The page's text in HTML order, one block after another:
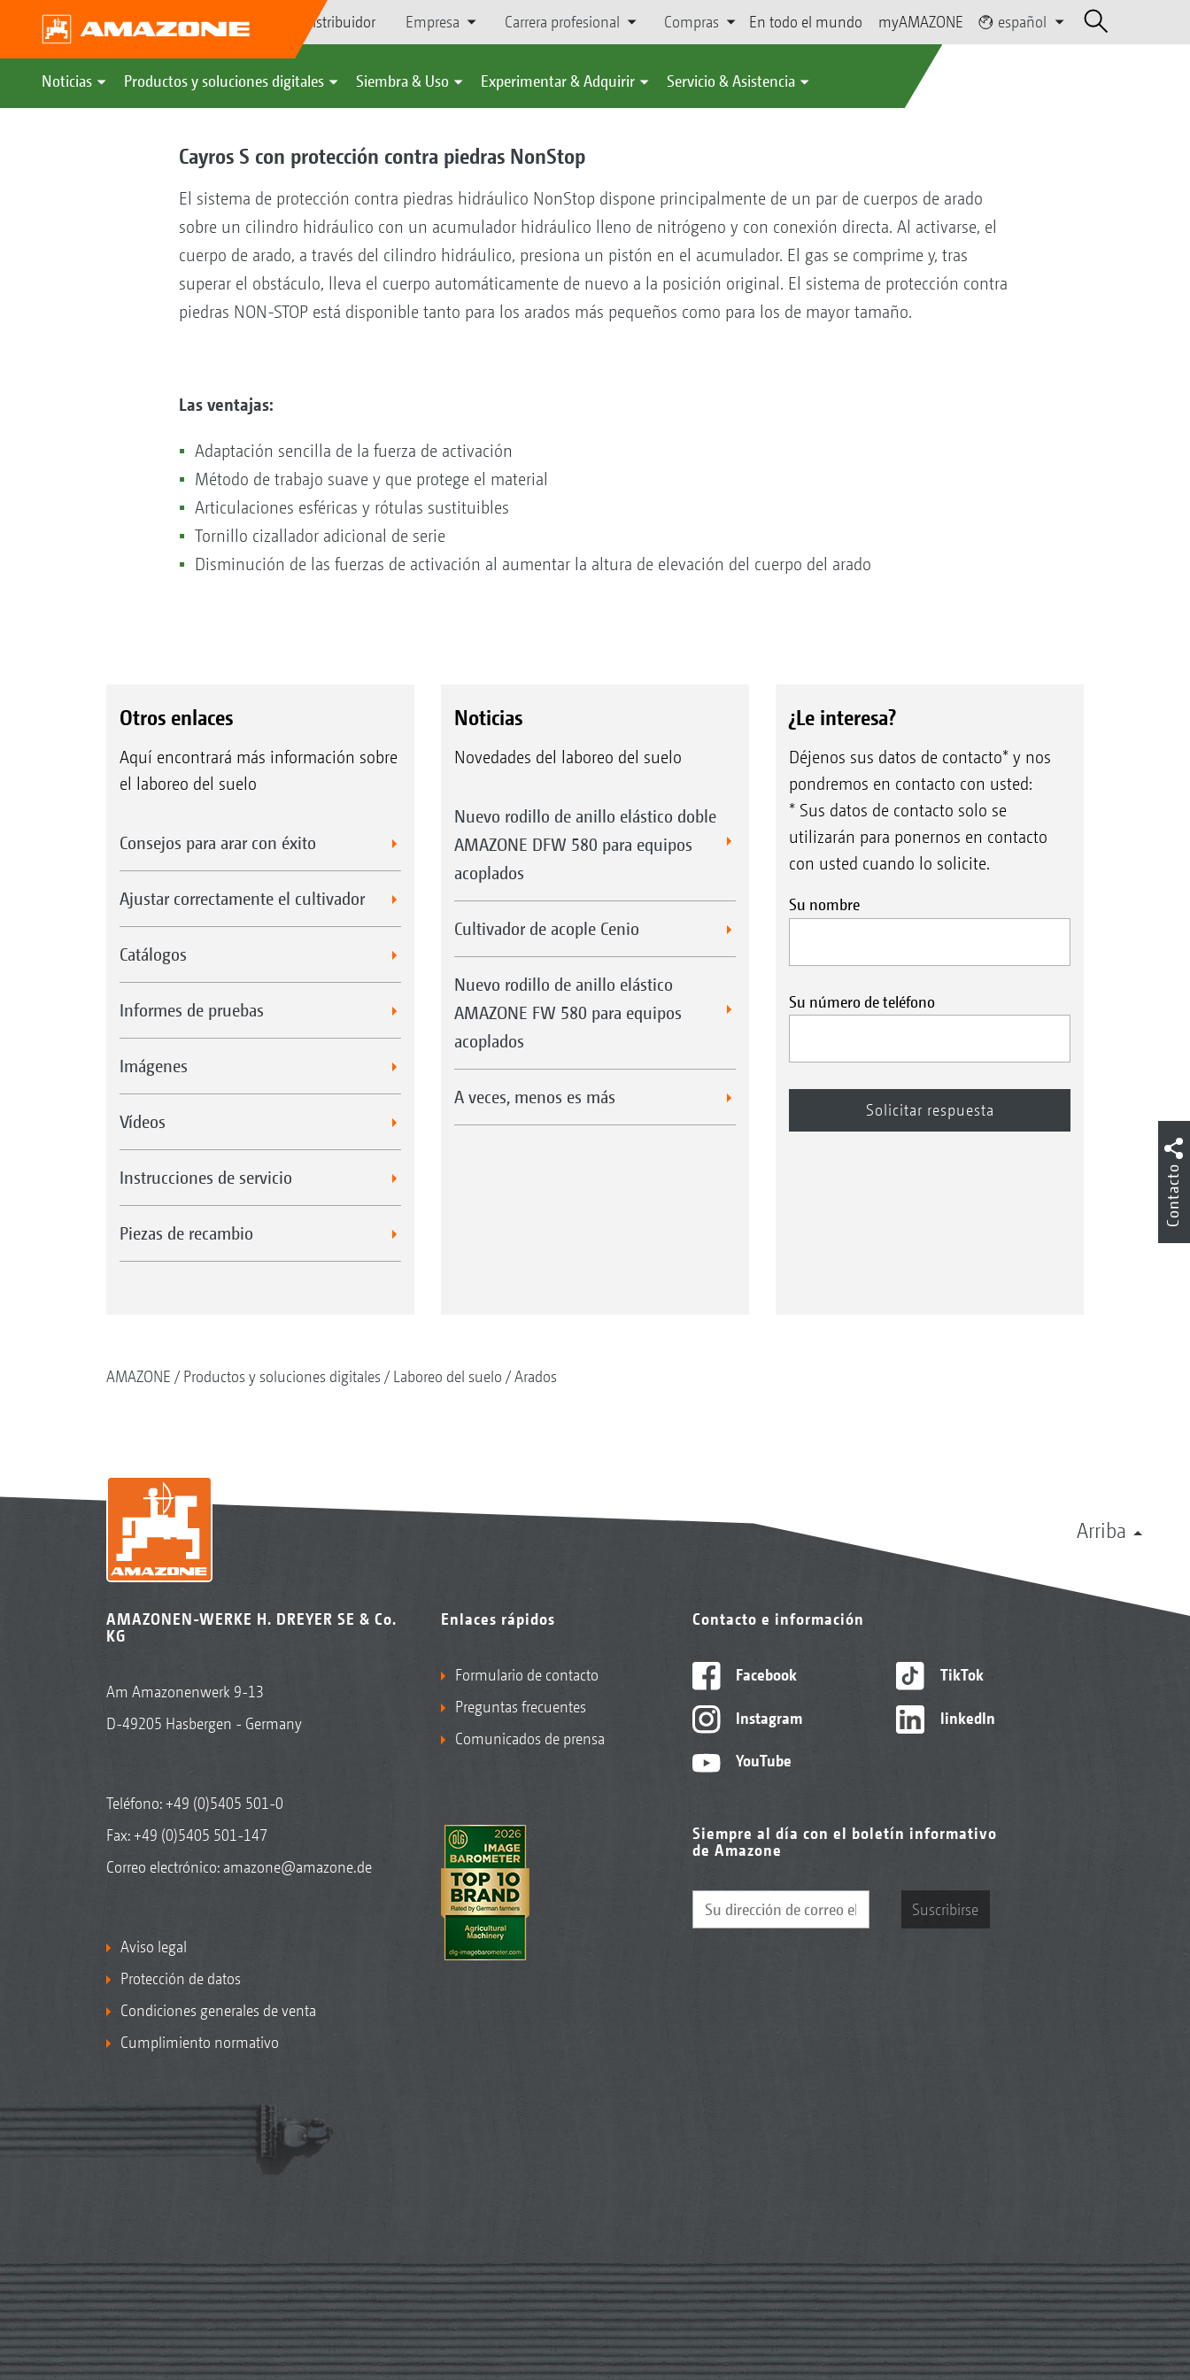
Búsqueda de distribuidor Empresa Carrera profesional Compras En todo el mundo myAMAZONE español
Noticias Productos y soluciones digitales Siembra & Uso Experimentar & Adquirir Servicio & Asistencia
Cayros S con protección contra piedras NonStop
El sistema de protección contra piedras hidráulico NonStop dispone principalmente de un par de cuerpos de arado
sobre un cilindro hidráulico con un acumulador hidráulico lleno de nitrógeno y con conexión directa. Al activarse, el
cuerpo de arado, a través del cilindro hidráulico, presiona un pistón en el acumulador. El gas se comprime y, tras
superar el obstáculo, lleva el cuerpo automáticamente de nuevo a la posición original. El sistema de protección contra
piedras NON-STOP está disponible tanto para los arados más pequeños como para los de mayor tamaño.
Las ventajas:
Adaptación sencilla de la fuerza de activación
Método de trabajo suave y que protege el material
Articulaciones esféricas y rótulas sustituibles
Tornillo cizallador adicional de serie
Disminución de las fuerzas de activación al aumentar la altura de elevación del cuerpo del arado
Otros enlaces
Aquí encontrará más información sobre
el laboreo del suelo
Consejos para arar con éxito
Ajustar correctamente el cultivador
Catálogos
Informes de pruebas
Imágenes
Vídeos
Instrucciones de servicio
Piezas de recambio
Noticias
Novedades del laboreo del suelo
Nuevo rodillo de anillo elástico doble
AMAZONE DFW 580 para equipos
acoplados
Cultivador de acople Cenio
Nuevo rodillo de anillo elástico
AMAZONE FW 580 para equipos
acoplados
A veces, menos es más
¿Le interesa?
Déjenos sus datos de contacto* y nos
pondremos en contacto con usted:
* Sus datos de contacto solo se
utilizarán para ponernos en contacto
con usted cuando lo solicite.
Su nombre
Su número de teléfono
AMAZONE Productos y soluciones digitales Laboreo del suelo Arados
Arriba
AMAZONEN-WERKE H. DREYER SE & Co.
KG
Am Amazonenwerk 9-13
D-49205 Hasbergen - Germany
Teléfono:+49 (0)5405 501-0
Fax: +49 (0)5405 501-147
Correo electrónico: amazone@amazone.de
Aviso legal
Protección de datos
Condiciones generales de venta
Cumplimiento normativo
Enlaces rápidos
Formulario de contacto
Preguntas frecuentes
Comunicados de prensa
Contacto e información
Facebook
Instagram
YouTube
TikTok
linkedIn
Siempre al día con el boletín informativo
de Amazone
Suscribirse
Contacto